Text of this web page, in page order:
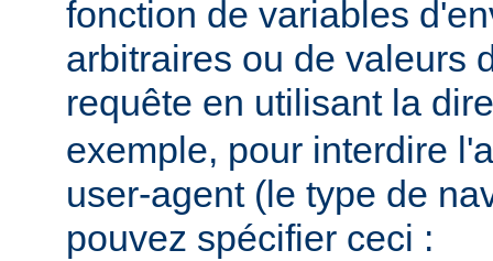
fonction de variables
arbitraires ou de valeurs
requête en utilisant la
exemple, pour interdire
user-agent (le type de
pouvez spécifier ceci :